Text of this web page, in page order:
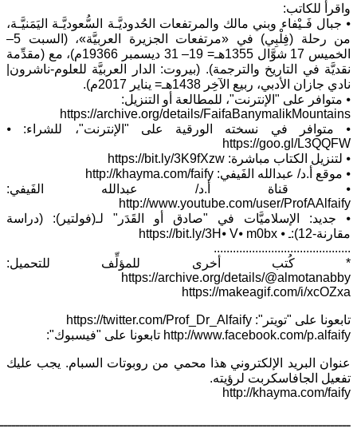
واقرأ للكاتب:
⦁ جبال فَـيْفاء وبني مالك والمرتفعات الحُدوديَّـة السُّعوديَّـة اليَمَنيَّـة،
من رحلة (فِلْبِي) في «مرتفعات الجزيرة العربيَّة»، (السبت 5–
الخميس 17 شوَّال 1355هـ= 19– 31 ديسمبر 19366م)، مع (مقدِّمة
نقديَّة في التاريخ والترجمة). (بيروت: الدار العربيَّة للعلوم-ناشرون|
نادي جازان الأدبي، ربيع الآخِر 1438هـ= يناير 2017م).
⦁ متوافر على "الإنترنت"، للمطالعة أو التنزيل:
https://archive.org/details/FaifaBanymalikMountains
⦁ متوافر في نسخته الورقية على "الإنترنت"، للشراء: ⦁
https://goo.gl/L3QQFW
⦁ لتنزيل الكتاب مباشرة: https://bit.ly/3K9fXzw
⦁ موقع أ.د/ عبدالله الفَيفي: http://khayma.com/faify
⦁ قناة أ.د/ عبدالله الفَيفي:
http://www.youtube.com/user/ProfAAlfaify
⦁ جديد: الإسلاميَّات في "صادق أو القَدَر" لـ(فولتير): (دراسة
مقارنة-12):ـ ⦁ https://bit.ly/3H⦁ V⦁ m0bx
...........................................
* كُتب أخرى للمؤلِّف للتحميل:
https://archive.org/details/@almotanabby
https://makeagif.com/i/xcOZxa
تابعونا على "تويتر": https://twitter.com/Prof_Dr_Alfaify
http://www.facebook.com/p.alfaify تابعونا على "فيسبوك":
عنوان البريد الإلكتروني هذا محمي من روبوتات السبام. يجب عليك
تفعيل الجافاسكربت لرؤيته.
http://khayma.com/faify